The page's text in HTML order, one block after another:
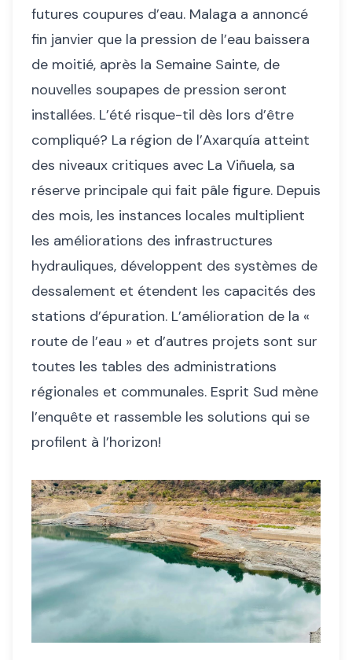
futures coupures d’eau. Malaga a annoncé
fin janvier que la pression de l’eau baissera
de moitié, après la Semaine Sainte, de
nouvelles soupapes de pression seront
installées. L’été risque-til dès lors d’être
compliqué? La région de l’Axarquía atteint
des niveaux critiques avec La Viñuela, sa
réserve principale qui fait pâle figure. Depuis
des mois, les instances locales multiplient
les améliorations des infrastructures
hydrauliques, développent des systèmes de
dessalement et étendent les capacités des
stations d’épuration. L’amélioration de la «
route de l’eau » et d’autres projets sont sur
toutes les tables des administrations
régionales et communales. Esprit Sud mène
l’enquête et rassemble les solutions qui se
profilent à l’horizon!